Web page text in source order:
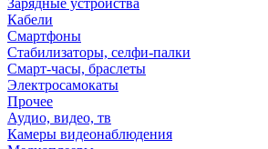
Зарядные устройства
Кабели
Смартфоны
Стабилизаторы, селфи-палки
Смарт-часы, браслеты
Электросамокаты
Прочее
Аудио, видео, тв
Камеры видеонаблюдения